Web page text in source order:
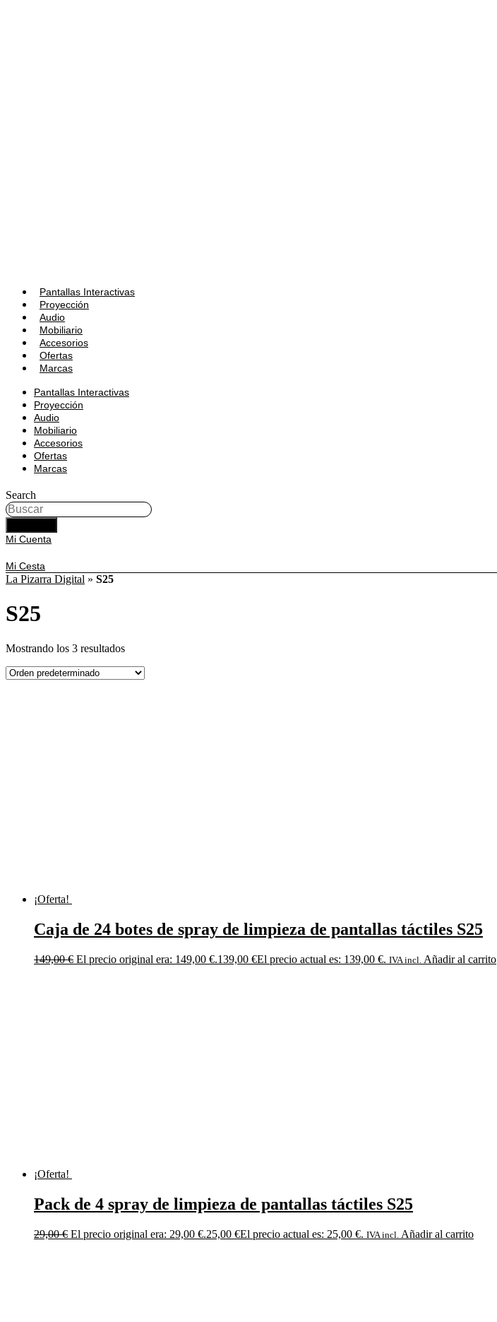
Pantallas Interactivas
Proyección
Audio
Mobiliario
Accesorios
Ofertas
Marcas
Pantallas Interactivas
Proyección
Audio
Mobiliario
Accesorios
Ofertas
Marcas
Search
Mi Cuenta
Mi Cesta
La Pizarra Digital » S25
S25
Mostrando los 3 resultados
¡Oferta!
Caja de 24 botes de spray de limpieza de pantallas táctiles S25
149,00€ El precio original era: 149,00 €.139,00 €El precio actual es: 139,00 €. IVA incl. Añadir al carrito
¡Oferta!
Pack de 4 spray de limpieza de pantallas táctiles S25
29,00€ El precio original era: 29,00 €.25,00 €El precio actual es: 25,00 €. IVA incl. Añadir al carrito